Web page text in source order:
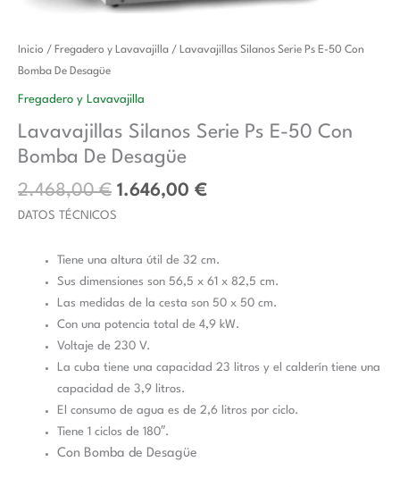
Inicio / Fregadero y Lavavajilla / Lavavajillas Silanos Serie Ps E-50 Con
Bomba De Desagüe
Fregadero y Lavavajilla
Lavavajillas Silanos Serie Ps E-50 Con
Bomba De Desagüe
2.468,00€
El
original
2.468,00 €.
1.646,00 €
El
1.646,00 €.
DATOS TÉCNICOS
Tiene una altura útil de 32 cm.
Sus dimensiones son 56,5 x 61 x 82,5 cm.
Las medidas de la cesta son 50 x 50 cm.
Con una potencia total de 4,9 kW.
Voltaje de 230 V.
La cuba tiene una capacidad 23 litros y el calderín tiene una
capacidad de 3,9 litros.
El consumo de agua es de 2,6 litros por ciclo.
Tiene 1 ciclos de 180″.
Con Bomba de Desagüe
Lavavajillas
Silanos
Serie
E-
50
Bomba
De
cantidad